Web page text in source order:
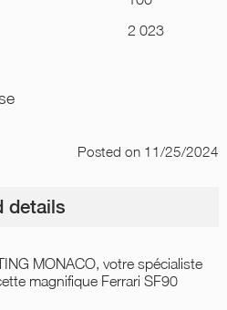
2 023
Postedon 11/25/2024
details
MONACO, votre spécialiste
magnifique Ferrari SF90